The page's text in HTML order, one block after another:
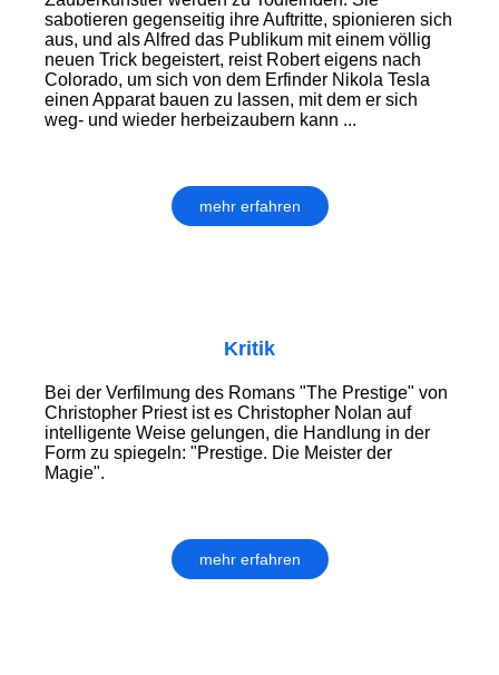
sabotieren gegenseitig ihre Auftritte, spionieren sich
aus, und als Alfred das Publikum mit einem völlig
neuen Trick begeistert, reist Robert eigens nach
Colorado, um sich von dem Erfinder Nikola Tesla
einen Apparat bauen zu lassen, mit dem er sich
weg- und wieder herbeizaubern kann ...
mehr erfahren
Kritik
Bei der Verfilmung des Romans "The Prestige" von
Christopher Priest ist es Christopher Nolan auf
intelligente Weise gelungen, die Handlung in der
Form zu spiegeln: "Prestige. Die Meister der
Magie".
mehr erfahren